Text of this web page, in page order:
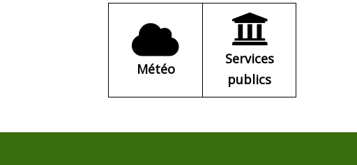
Météo
Services
publics